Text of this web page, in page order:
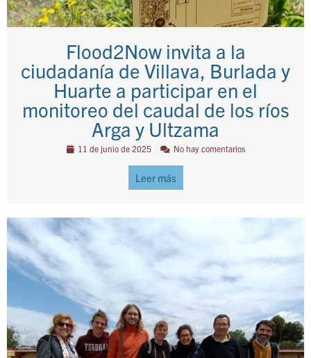
Flood2Now invita a la
ciudadanía de Villava, Burlada y
Huarte a participar en el
monitoreo del caudal de los ríos
Arga y Ultzama
11 de junio de 2025 No hay comentarios
Leer más